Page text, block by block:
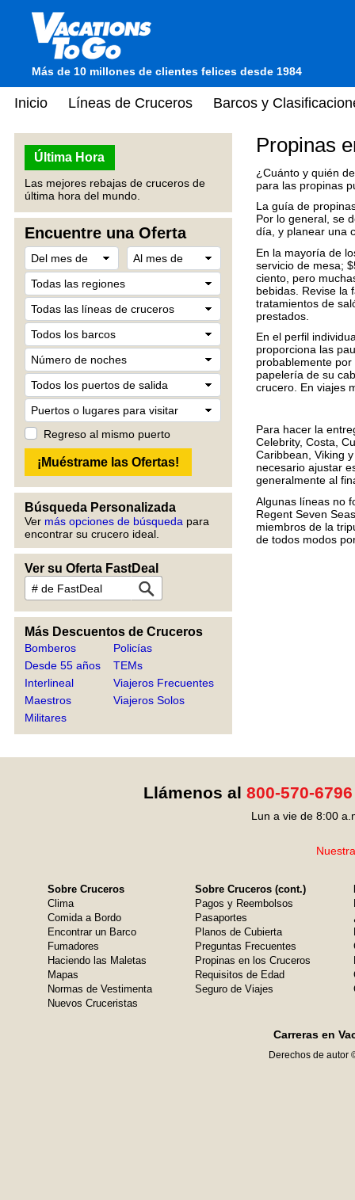
Más de 10 millones de clientes felices desde 1984
Inicio Líneas de Cruceros Barcos y
Última Hora
Las mejores rebajas de cruceros de
última hora del mundo.
Encuentre una Oferta
Regreso al mismo puerto
Búsqueda Personalizada
Ver más opciones de búsqueda para
encontrar su crucero ideal.
Ver su Oferta FastDeal
Más Descuentos de Cruceros
Bomberos
Desde 55 años
Interlineal
Maestros
Militares
Policías
TEMs
Viajeros Frecuentes
Viajeros Solos
Propinas
¿Cuánto y quién
para las propinas
La guía de
Por lo general, se
día, y planear una
En la mayoría de
servicio de mesa;
ciento, pero
bebidas. Revise la
tratamientos de
prestados.
En el perfil
proporciona las
probablemente
papelería de su
crucero. En viajes
Para hacer la
Celebrity, Costa,
Caribbean, Viking
necesario ajustar
generalmente al
Algunas líneas no
Regent Seven
miembros de la
de todos modos
Llámenos al 800-570-6796
Lun a vie de 8:00
Sobre Cruceros
Clima
Comida a Bordo
Encontrar un Barco
Fumadores
Haciendo las Maletas
Mapas
Normas de Vestimenta
Nuevos Cruceristas
Sobre Cruceros (cont.)
Pagos y Reembolsos
Pasaportes
Planos de Cubierta
Preguntas Frecuentes
Propinas en los Cruceros
Requisitos de Edad
Seguro de Viajes
Carreras en
Derechos de autor